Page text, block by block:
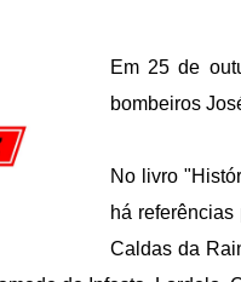
Em 25 de
bombeiros
No livro
há
Caldas da